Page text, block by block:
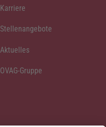
Karriere
Stellenangebote
Aktuelles
OVAG-Gruppe